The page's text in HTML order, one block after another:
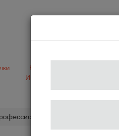
Кофе&Чай
Ингредиенты
кофемашина